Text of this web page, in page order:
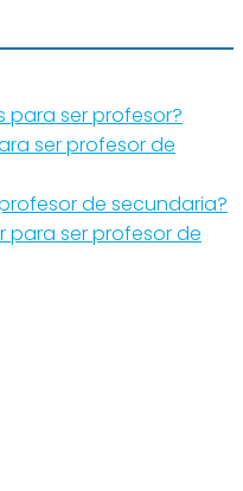
para ser profesor?
ser profesor de
de secundaria?
para ser profesor de